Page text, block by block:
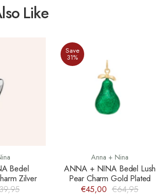
Like
Bedel
Zilver
Save
31%
Anna + Nina
ANNA + NINA Bedel Lush
Pear Charm Gold Plated
€45,00 €64,95